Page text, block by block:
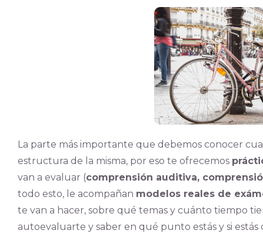
La parte más importante que debemos conocer
estructura de la misma, por eso te ofrecemos
van a evaluar (comprensión auditiva,
todo esto, le acompañan modelos reales de
te van a hacer, sobre qué temas y cuánto tiempo
autoevaluarte y saber en qué punto estás y si